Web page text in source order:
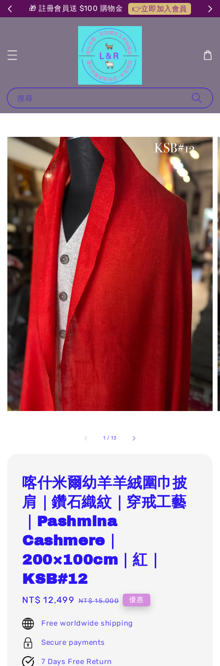
🎁 註冊會員送 $100 購物金 👉立即加入會員
搜尋
1 /13
喀什米爾幼羊羊絨圍巾披
肩｜鑽石織紋｜穿戒工藝
｜Pashmina
Cashmere｜
200×100cm｜紅｜
KSB#12
Sale
NT$ 12,499 Regular
NT$ 15,000 優惠
Free worldwide shipping
Secure payments
7 Days Free Return